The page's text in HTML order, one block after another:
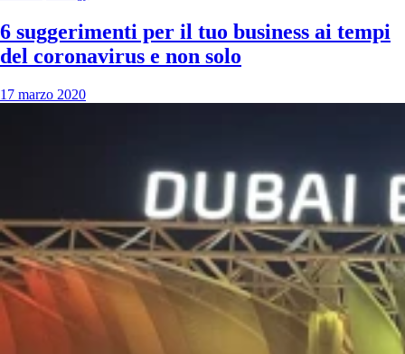
6 suggerimenti per il tuo business ai tempi
del coronavirus e non solo
17 marzo 2020